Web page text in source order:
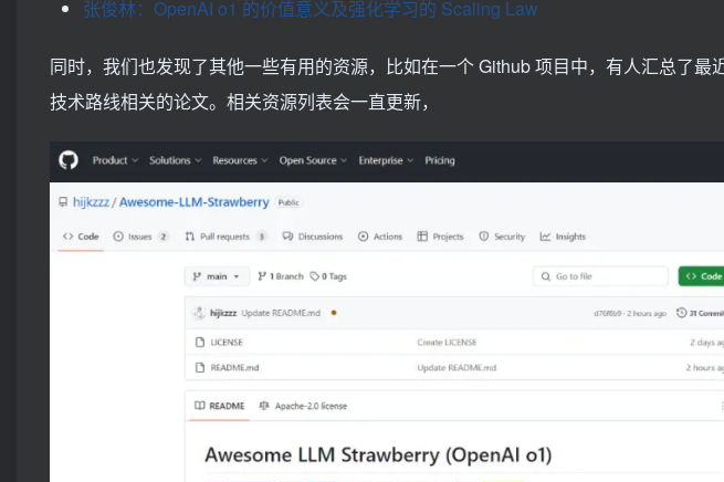
张俊林：OpenAI o1 的价值意义及强化学习的 Scaling Law
同时，我们也发现了其他一些有用的资源，比如在一个 Github 项目中，有人汇总了最
技术路线相关的论文。相关资源列表会一直更新，